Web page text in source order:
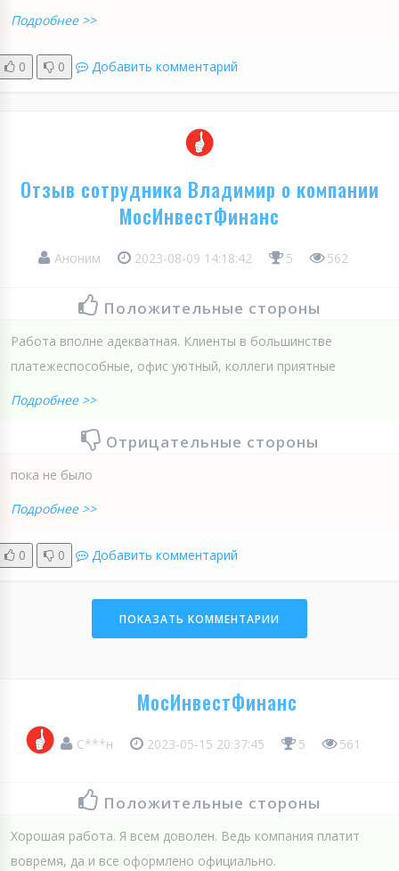
Подробнее >>
0 0 Добавить комментарий
Отзыв сотрудника Владимир о компании
МосИнвестФинанс
Аноним 2023-08-09 14:18:42 5 562
Положительные стороны
Работа вполне адекватная. Клиенты в большинстве
платежеспособные, офис уютный, коллеги приятные
Подробнее >>
Отрицательные стороны
пока не было
Подробнее >>
0 0 Добавить комментарий
ПОКАЗАТЬ КОММЕНТАРИИ
МосИнвестФинанс
С***н 2023-05-15 20:37:45 5 561
Положительные стороны
Хорошая работа. Я всем доволен. Ведь компания платит
вовремя, да и все оформлено официально.